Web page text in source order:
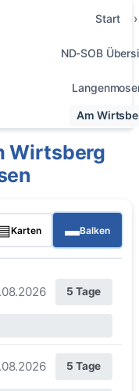
Start
ND-SOB
Am
Wirtsberg
Karten ▬Balken
5 Tage
5 Tage